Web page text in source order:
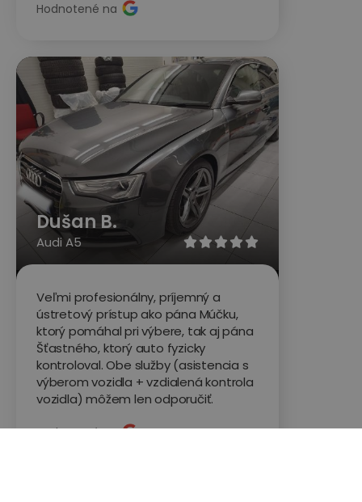
Hodnotené na
   
Dušan B.
Audi A5
Veľmi profesionálny, príjemný a
ústretový prístup ako pána Múčku,
ktorý pomáhal pri výbere, tak aj pána
Šťastného, ktorý auto fyzicky
kontroloval. Obe služby (asistencia s
výberom vozidla + vzdialená kontrola
vozidla) môžem len odporučiť.
Hodnotené na